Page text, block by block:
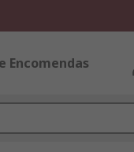
Encomendas